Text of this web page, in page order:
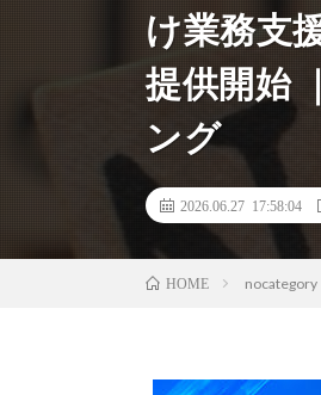
け業務支
提供開始
ング
2026.06.27 17:58:04
HOME nocategory